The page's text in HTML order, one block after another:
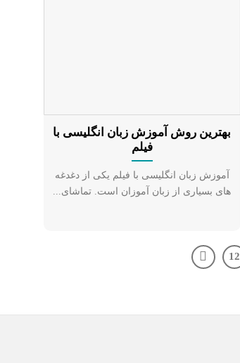
بهترین روش آموزش زبان انگلیسی با
فیلم
آموزش زبان انگلیسی با فیلم یکی از دغدغه
های بسیاری از زبان آموزان است. تماشای...
12